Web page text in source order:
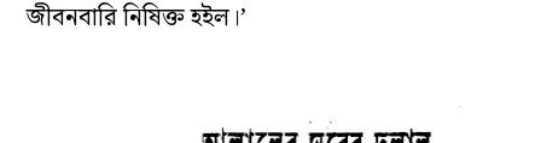
জীবনবারি নিষিক্ত হইল।’